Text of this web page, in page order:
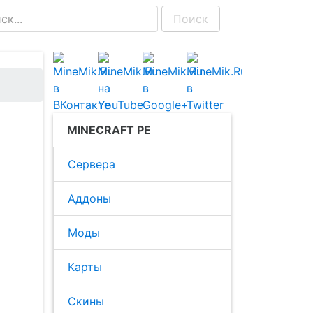
Поиск
MINECRAFT PE
Сервера
Аддоны
Моды
Карты
Скины